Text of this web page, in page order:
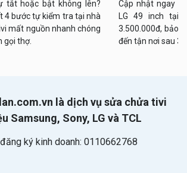
tắt hoặc bật không lên?
4 bước tự kiểm tra tại nhà
mất nguồn nhanh chóng
gọi thợ.
Cập nhật ngay
LG 49 inch tại
3.500.000đ, bảo
đến tận nơi sau
là dịch vụ sửa chửa tivi
Samsung, Sony, LG và TCL
ký kinh doanh: 0110662768